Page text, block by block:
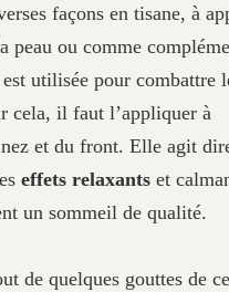
façons en tisane, à
peau ou comme
utilisée pour combattre
cela, il faut l’appliquer à
et du front. Elle agit
effets relaxantset
un sommeil de qualité.
de quelques gouttes de